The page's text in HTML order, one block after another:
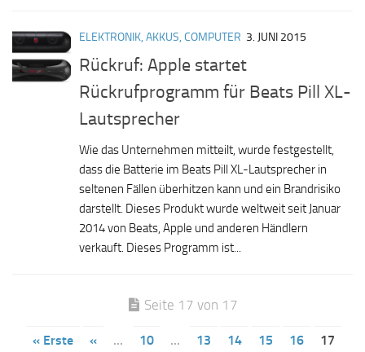
ELEKTRONIK, AKKUS, COMPUTER 3. JUNI 2015
Rückruf: Apple startet
Rückrufprogramm für Beats Pill XL-
Lautsprecher
Wie das Unternehmen mitteilt, wurde festgestellt,
dass die Batterie im Beats Pill XL-Lautsprecher in
seltenen Fällen überhitzen kann und ein Brandrisiko
darstellt. Dieses Produkt wurde weltweit seit Januar
2014 von Beats, Apple und anderen Händlern
verkauft. Dieses Programm ist...
Seite 17 von 17
« Erste « ... 10 ... 13 14 15 16 17